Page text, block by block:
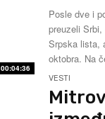
00:04:36
Posle dve i
preuzeli
Srpska lista,
VESTI